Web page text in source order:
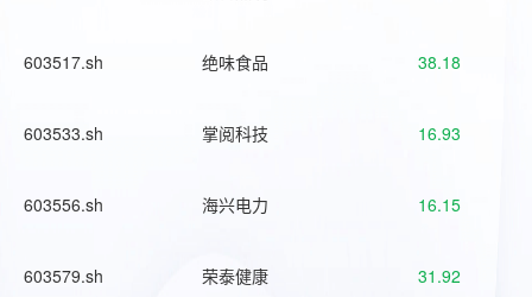
603517.sh 绝味食品 38.18
603533.sh 掌阅科技 16.93
603556.sh 海兴电力 16.15
603579.sh 荣泰健康 31.92